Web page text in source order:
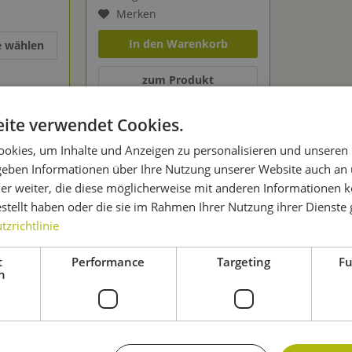
wählen
Merken
In den Warenkorb
zum Produkt
verschiedenen Formen – bei BRAUEN.DE
Hopfen kaufen, musst Du einiges beachten. Die Frucht ist sehr
Als Alternative kannst Du den Hopfen kaufen und sofort
sindHopfenpellets zu handhaben. Möchtest Du Hopfen
entscheiden. In dieser Form ist der Hopfen deutlich robuster und
kannst Du Hopfen kaufen, der den Geschmack
verwendet Cookies.
um Inhalte und Anzeigen zu personalisieren und
Informationen über Ihre Nutzung unserer Website auch an
weiter, die diese möglicherweise mit anderen Informationen
haben oder die sie im Rahmen Ihrer Nutzung ihrer Dienste
Performance Targeting